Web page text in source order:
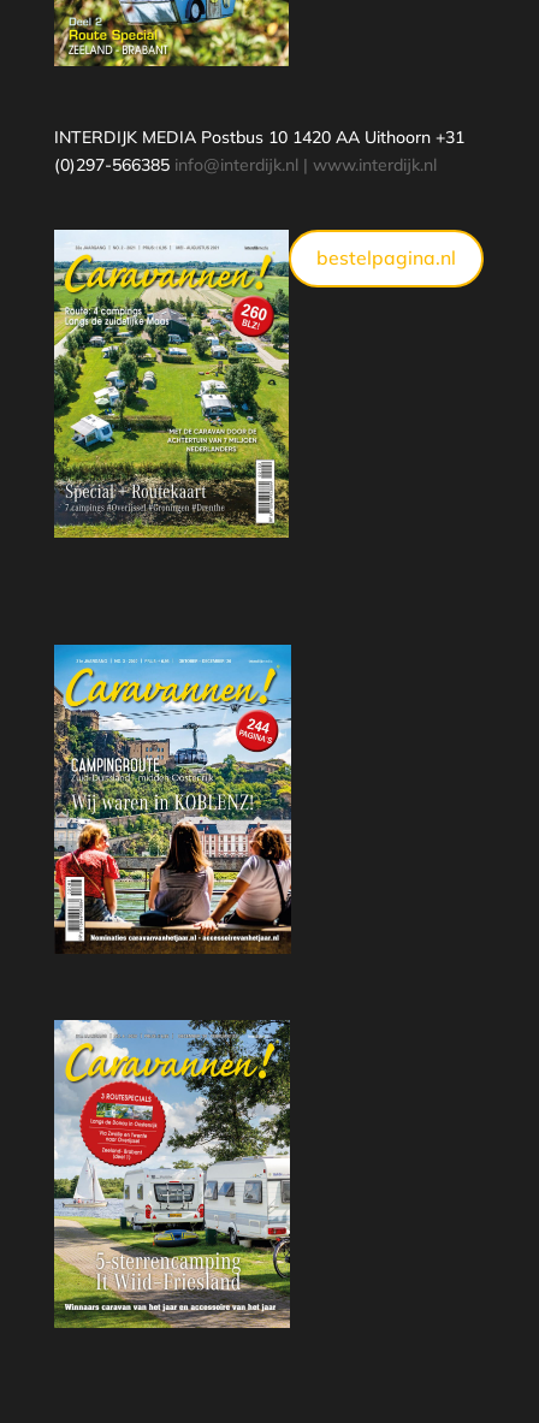
INTERDIJK MEDIA Postbus 10 1420 AA Uithoorn +31
(0)297-566385 info@interdijk.nl | www.interdijk.nl
bestelpagina.nl